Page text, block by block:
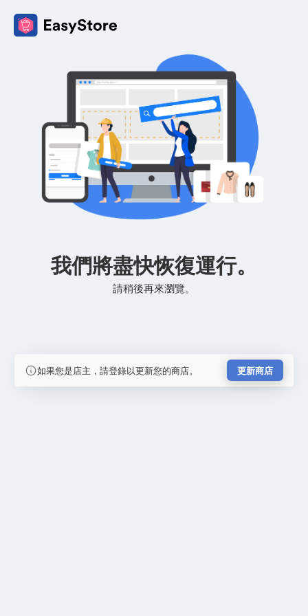
我們將盡快恢復運行。
請稍後再來瀏覽。
如果您是店主，請登錄以更新您的商店。 更新商店